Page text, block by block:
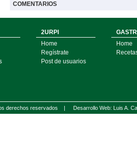
COMENTARIOS
2URPI
Home
Regístrate
Post de usuarios
Home
derechos reservados | Desarrollo Web: Luis